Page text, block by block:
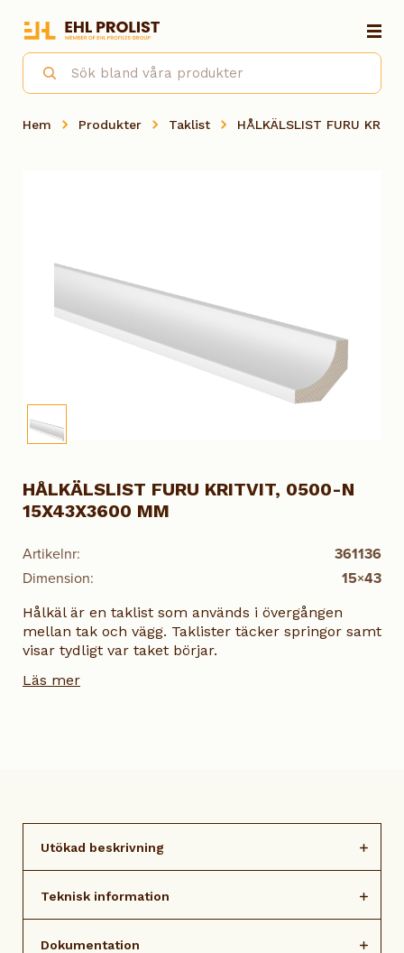
Hem Produkter Taklist HÅLKÄLSLIST FURU
Artikelnr:
361136
Dimension:
15×43
HÅLKÄLSLIST FURU KRITVIT, 0500-N
15X43X3600 MM
Hålkäl är en taklist som används i övergången
mellan tak och vägg. Taklister täcker springor samt
visar tydligt var taket börjar.
Läs mer
Utökad beskrivning
Teknisk information
Dokumentation